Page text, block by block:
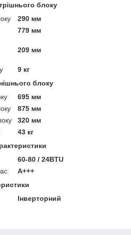
блоку
290 мм
779 мм
209 мм
9 кг
блоку
695 мм
875 мм
320 мм
43 кг
60-80 / 24BTU
А+++
Інверторний